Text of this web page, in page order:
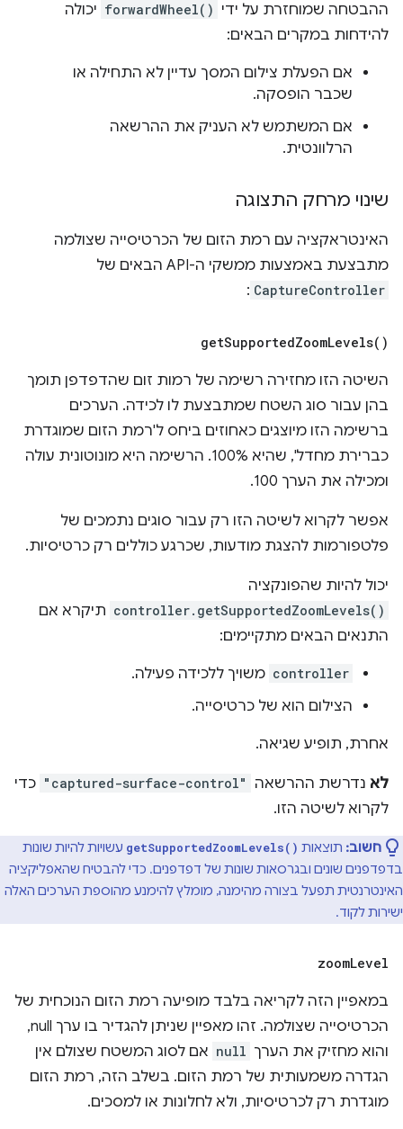
ההבטחה שמוחזרת על ידי forwardWheel() יכולה
להידחות במקרים הבאים:
אם הפעלת צילום המסך עדיין לא התחילה או
שכבר הופסקה.
אם המשתמש לא העניק את ההרשאה
הרלוונטית.
שינוי מרחק התצוגה
האינטראקציה עם רמת הזום של הכרטיסייה שצולמה
מתבצעת באמצעות ממשקי ה-API הבאים של
CaptureController
:
getSupportedZoomLevels( )
השיטה הזו מחזירה רשימה של רמות זום שהדפדפן תומך
בהן עבור סוג השטח שמתבצעת לו לכידה. הערכים
ברשימה הזו מיוצגים כאחוזים ביחס ל'רמת הזום שמוגדרת
כברירת מחדל', שהיא 100%. הרשימה היא מונוטונית עולה
ומכילה את הערך 100.
אפשר לקרוא לשיטה הזו רק עבור סוגים נתמכים של
פלטפורמות להצגת מודעות, שכרגע כוללים רק כרטיסיות.
יכול להיות שהפונקציה
controller.getSupportedZoomLevels() תיקרא אם
התנאים הבאים מתקיימים:
controller משויך ללכידה פעילה.
הצילום הוא של כרטיסייה.
אחרת, תופיע שגיאה.
לא נדרשת ההרשאה "captured-surface-control" כדי
לקרוא לשיטה הזו.
חשוב: תוצאות getSupportedZoomLevels() עשויות להיות שונות
בדפדפנים שונים ובגרסאות שונות של דפדפנים. כדי להבטיח שהאפליקציה
האינטרנטית תפעל בצורה מהימנה, מומלץ להימנע מהוספת הערכים האלה
ישירות לקוד.
zoomLevel
במאפיין הזה לקריאה בלבד מופיעה רמת הזום הנוכחית של
הכרטיסייה שצולמה. זהו מאפיין שניתן להגדיר בו ערך null,
והוא מחזיק את הערך null אם לסוג המשטח שצולם אין
הגדרה משמעותית של רמת הזום. בשלב הזה, רמת הזום
מוגדרת רק לכרטיסיות, ולא לחלונות או למסכים.